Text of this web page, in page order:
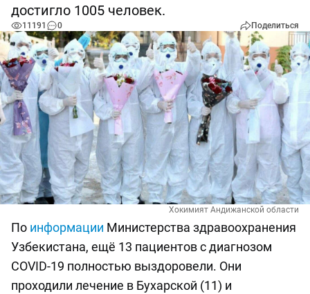
достигло 1005 человек.
11191 0 Поделиться
Хокимият Андижанской области
По информации Министерства здравоохранения
Узбекистана, ещё 13 пациентов с диагнозом
COVID-19 полностью выздоровели. Они
проходили лечение в Бухарской (11) и